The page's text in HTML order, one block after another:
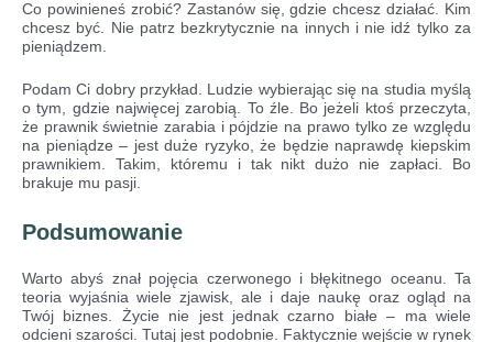
Co powinieneś zrobić? Zastanów się, gdzie chcesz działać. Kim
chcesz być. Nie patrz bezkrytycznie na innych i nie idź tylko za
pieniądzem.
Podam Ci dobry przykład. Ludzie wybierając się na studia myślą
o tym, gdzie najwięcej zarobią. To źle. Bo jeżeli ktoś przeczyta,
że prawnik świetnie zarabia i pójdzie na prawo tylko ze względu
na pieniądze – jest duże ryzyko, że będzie naprawdę kiepskim
prawnikiem. Takim, któremu i tak nikt dużo nie zapłaci. Bo
brakuje mu pasji.
Podsumowanie
Warto abyś znał pojęcia czerwonego i błękitnego oceanu. Ta
teoria wyjaśnia wiele zjawisk, ale i daje naukę oraz ogląd na
Twój biznes. Życie nie jest jednak czarno białe – ma wiele
odcieni szarości. Tutaj jest podobnie. Faktycznie wejście w rynek